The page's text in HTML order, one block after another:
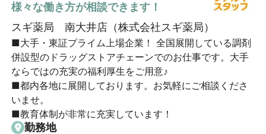
様々な働き方が相談できます！
スギ薬局 南大井店（株式会社スギ薬局）
■大手・東証プライム上場企業！ 全国展開している調剤
併設型のドラッグストアチェーンでのお仕事です。大手
ならではの充実の福利厚生をご用意♪
■都内各地に展開しております。お気軽にご相談くださ
いませ。
■教育体制が非常に充実しています！
勤務地